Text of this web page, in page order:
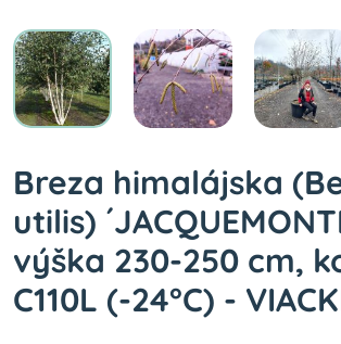
Breza himalájska
utilis)
výška 230-250 cm,
C110L (-24°C) -